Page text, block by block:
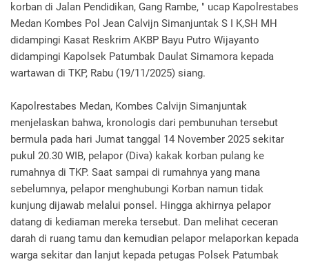
korban di Jalan Pendidikan, Gang Rambe, " ucap Kapolrestabes
Medan Kombes Pol Jean Calvijn Simanjuntak S I K,SH MH
didampingi Kasat Reskrim AKBP Bayu Putro Wijayanto
didampingi Kapolsek Patumbak Daulat Simamora kepada
wartawan di TKP, Rabu (19/11/2025) siang.
Kapolrestabes Medan, Kombes Calvijn Simanjuntak
menjelaskan bahwa, kronologis dari pembunuhan tersebut
bermula pada hari Jumat tanggal 14 November 2025 sekitar
pukul 20.30 WIB, pelapor (Diva) kakak korban pulang ke
rumahnya di TKP. Saat sampai di rumahnya yang mana
sebelumnya, pelapor menghubungi Korban namun tidak
kunjung dijawab melalui ponsel. Hingga akhirnya pelapor
datang di kediaman mereka tersebut. Dan melihat ceceran
darah di ruang tamu dan kemudian pelapor melaporkan kepada
warga sekitar dan lanjut kepada petugas Polsek Patumbak